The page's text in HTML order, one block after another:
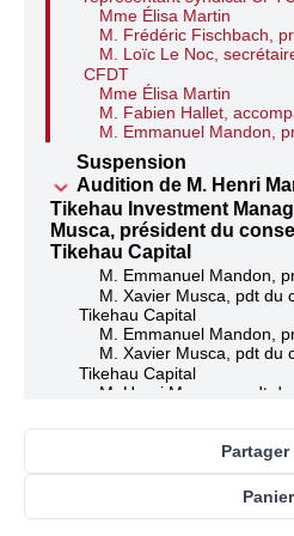
Mme Élisa Martin
M. Frédéric Fischbach,
M. Loïc Le Noc,
CFDT
Mme Élisa Martin
M. Fabien Hallet,
M. Emmanuel Mandon,
Suspension
Audition de M. Henri
Tikehau Investment
Musca, président du
Tikehau Capital
M. Emmanuel Mandon,
M. Xavier Musca, pdt du
Tikehau Capital
M. Emmanuel Mandon,
M. Xavier Musca, pdt du
Tikehau Capital
M. Henri Marcoux, pdt
Mme Aurélie Trouvé,
M. Xavier Musca, pdt du
Tikehau Capital
M. Henri Marcoux, pdtPanier
Partager